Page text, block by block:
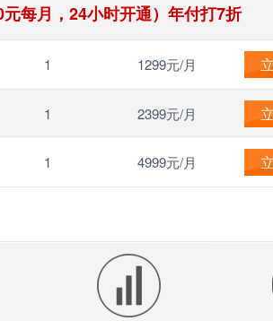
每月，24小时开通）年付打7折
1 1299元/月
1 2399元/月
1 4999元/月